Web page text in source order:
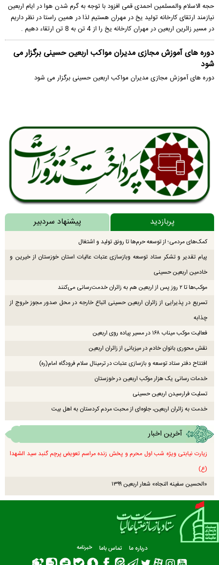
حجه الاسلام والمسلمین احمدی قمی افزود با توجه به گرم شدن هوا در ایام اربعین
نیازمند ارتقای کارخانه تولید یخ در مهران هستیم لذا در همین راستا در نظر داریم
در مسیر زائرین اربعین در مهران کارخانه یخ را از 4 تن به 8 تن ارتقاء دهیم .
دوره های آموزش مجازی مدیران مواکب اربعین حسینی برگزار می
شود
دوره های آموزش مجازی مدیران مواکب اربعین حسینی برگزار می شود
پربازدید پیشنهاد سردبیر
کمک‌های مردمی؛ از توسعه حرم‌ها تا رونق تولید و اشتغال
پیام تقدیر و تشکر ستاد توسعه وبازسازی عتبات عالیات استان خوزستان از خیرین و
خادمین اربعین حسینی
موکب‌ها تا ۲ روز پس از اربعین هم به زائران خدمت‌رسانی می‌کنند
تسریع در پذیرایی از زائران اربعین حسینی اتباع خارجه در محل صدور مجوز خروج از
چذابه
فعالیت موکب میناب ۱۶۸ در مسیر پیاده روی اربعین
نقش محوری بانوان خادم در میزبانی از زائران اربعین
افتتاح دفتر ستاد توسعه و بازسازی عتبات در ترمینال سلام فرودگاه امام(ره)
خدمات رسانی یک هزار موکب اربعین در خوزستان
تسلیت فرارسیدن اربعین حسینی
خدمت به زائران اربعین، جلوه‌ای از محبت مردم کردستان به اهل بیت
آخرین اخبار
زیارت نیابتی ویژه شب اول محرم و پخش زنده مراسم تعویض پرچم گنبد سید الشهدا
(ع)
«الحسین سفینه النجاه» شعار اربعین ۱۳۹۹
درباره ما تماس باما خبرنامه